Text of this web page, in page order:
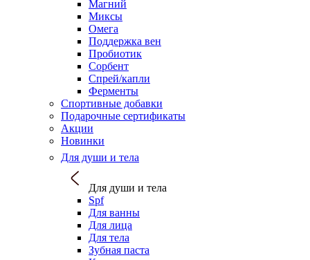
Магний
Миксы
Омега
Поддержка вен
Пробиотик
Сорбент
Спрей/капли
Ферменты
Спортивные добавки
Подарочные сертификаты
Акции
Новинки
Для души и тела
Для души и тела
Spf
Для ванны
Для лица
Для тела
Зубная паста